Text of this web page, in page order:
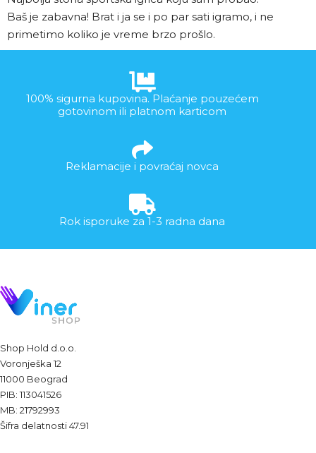
Baš je zabavna! Brat i ja se i po par sati igramo, i ne
primetimo koliko je vreme brzo prošlo.
100% sigurna kupovina. Plaćanje pouzećem
gotovinom ili platnom karticom
Reklamacije i povraćaj novca
Rok isporuke za 1-3 radna dana
Shop Hold d.o.o.
Voronješka 12
11000 Beograd
PIB: 113041526
MB: 21792993
Šifra delatnosti 47.91